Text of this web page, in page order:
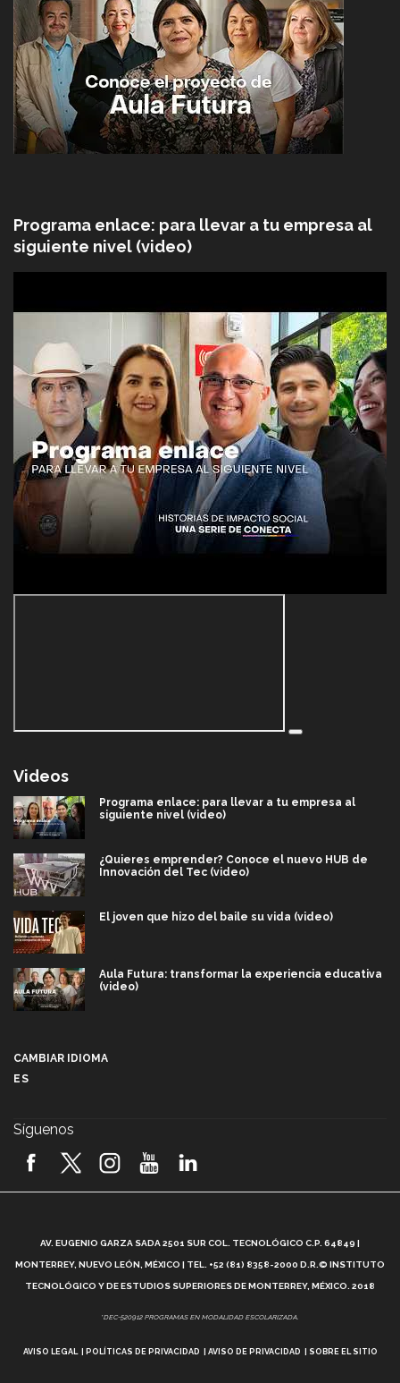
Programa enlace: para llevar a tu empresa al
siguiente nivel (video)
Videos
Programa enlace: para llevar a tu empresa al
siguiente nivel (video)
¿Quieres emprender? Conoce el nuevo HUB de
Innovación del Tec (video)
El joven que hizo del baile su vida (video)
Aula Futura: transformar la experiencia educativa
(video)
2026! (video)
¿Cómo es el Modelo Educativo Tec? (video)
Vida Tec: Feminismo e Inteligencia Artificial, Paola
CAMBIAR IDIOMA
ES
Síguenos
AV. EUGENIO GARZA SADA 2501 SUR COL. TECNOLÓGICO C.P. 64849 |
MONTERREY, NUEVO LEÓN, MÉXICO | TEL. +52 (81) 8358-2000 D.R.© INSTITUTO
TECNOLÓGICO Y DE ESTUDIOS SUPERIORES DE MONTERREY, MÉXICO. 2018
*DEC-520912 PROGRAMAS EN MODALIDAD ESCOLARIZADA.
AVISO LEGAL POLÍTICAS DE PRIVACIDAD AVISO DE PRIVACIDAD SOBRE EL SITIO